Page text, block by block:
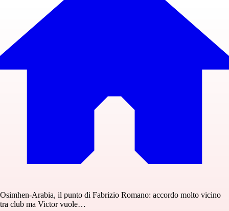
Osimhen-Arabia, il punto di Fabrizio Romano: accordo molto vicino
tra club ma Victor vuole…